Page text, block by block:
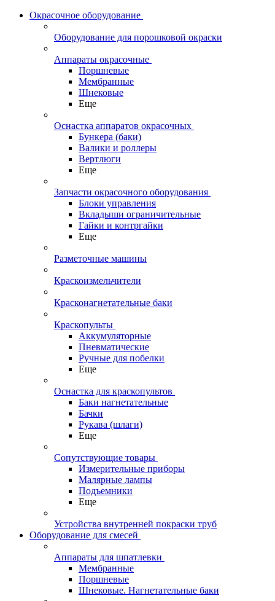
Окрасочное оборудование
Оборудование для порошковой окраски
Аппараты окрасочные
Поршневые
Мембранные
Шнековые
Еще
Оснастка аппаратов окрасочных
Бункера (баки)
Валики и роллеры
Вертлюги
Еще
Запчасти окрасочного оборудования
Блоки управления
Вкладыши ограничительные
Гайки и контргайки
Еще
Разметочные машины
Краскоизмельчители
Красконагнетательные баки
Краскопульты
Аккумуляторные
Пневматические
Ручные для побелки
Еще
Оснастка для краскопультов
Баки нагнетательные
Бачки
Рукава (шлаги)
Еще
Сопутствующие товары
Измерительные приборы
Малярные лампы
Подъемники
Еще
Устройства внутренней покраски труб
Оборудование для смесей
Аппараты для шпатлевки
Мембранные
Поршневые
Шнековые. Нагнетательные баки